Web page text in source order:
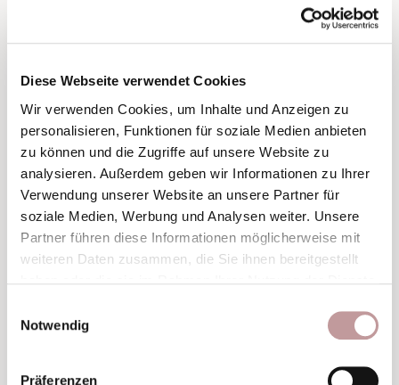
Diese Webseite verwendet Cookies
Wir verwenden Cookies, um Inhalte und Anzeigen zu
personalisieren, Funktionen für soziale Medien anbieten
zu können und die Zugriffe auf unsere Website zu
analysieren. Außerdem geben wir Informationen zu Ihrer
Verwendung unserer Website an unsere Partner für
soziale Medien, Werbung und Analysen weiter. Unsere
Partner führen diese Informationen möglicherweise mit
weiteren Daten zusammen, die Sie ihnen bereitgestellt
Notwendig
Präferenzen
Land
E-Mail-Adresse *
Telefon
Beste Aussicht